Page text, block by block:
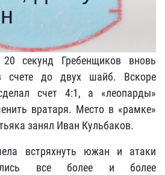
секунд Гребенщиков вновь
счете до двух шайб. Вскоре
счет 4:1, а «леопарды»
вратаря. Место в «рамке»
занял Иван Кульбаков.
встряхнуть южан и атаки
все более и более